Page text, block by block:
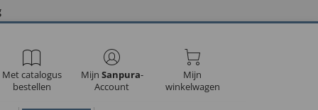
Met catalogus
bestellen
Mijn Sanpura-
Account
Mijn
winkelwagen